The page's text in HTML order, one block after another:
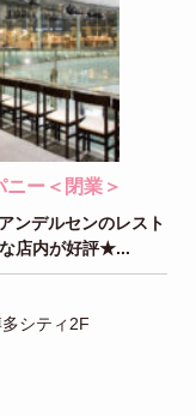
ー＜閉業＞
ンデルセンのレスト
店内が好評★...
シティ2F